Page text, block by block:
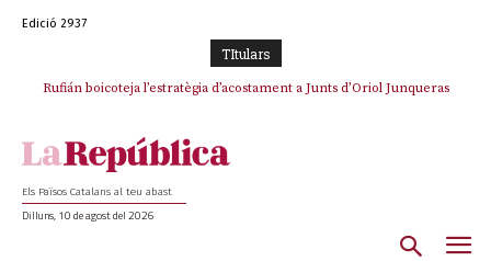
Edició 2937
TItulars
Rufián boicoteja l’estratègia d’acostament a Junts d’Oriol Junqueras
Els Països Catalans al teu abast
Dilluns, 10 de agost del 2026